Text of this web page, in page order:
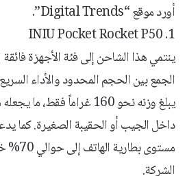
أورد موقع “Digital Trends”.
1. INIU Pocket Rocket P50
ينتمي هذا الشاحن إلى فئة الأجهزة
الجمع بين الحجم المحدود والأداء
يبلغ وزنه نحو 160 غراماً
داخل الجيب أو الحقيبة الصغيرة. كما
الشركة.